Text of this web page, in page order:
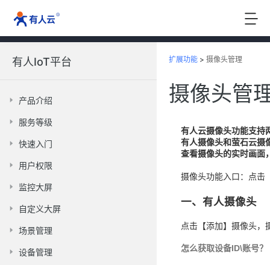
有人IoT平台
产品介绍
服务等级
快速入门
用户权限
监控大屏
自定义大屏
场景管理
设备管理
扩展功能 > 摄像头管理
摄像头管
有人云摄像头功能支持
有人摄像头和萤石云摄
查看摄像头的实时画面
摄像头功能入口：点击
一、有人摄像头
点击【添加】摄像头，
怎么获取设备ID\账号？